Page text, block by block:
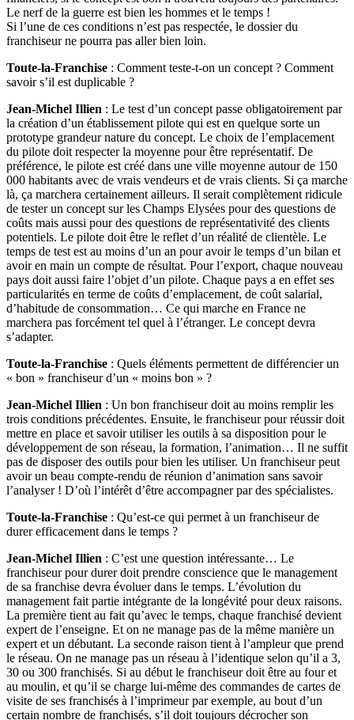
Le nerf de la guerre est bien les hommes et le temps !
Si l’une de ces conditions n’est pas respectée, le dossier du
franchiseur ne pourra pas aller bien loin.
Toute-la-Franchise : Comment teste-t-on un concept ? Comment
savoir s’il est duplicable ?
Jean-Michel Illien : Le test d’un concept passe obligatoirement par
la création d’un établissement pilote qui est en quelque sorte un
prototype grandeur nature du concept. Le choix de l’emplacement
du pilote doit respecter la moyenne pour être représentatif. De
préférence, le pilote est créé dans une ville moyenne autour de 150
000 habitants avec de vrais vendeurs et de vrais clients. Si ça marche
là, ça marchera certainement ailleurs. Il serait complètement ridicule
de tester un concept sur les Champs Elysées pour des questions de
coûts mais aussi pour des questions de représentativité des clients
potentiels. Le pilote doit être le reflet d’un réalité de clientèle. Le
temps de test est au moins d’un an pour avoir le temps d’un bilan et
avoir en main un compte de résultat. Pour l’export, chaque nouveau
pays doit aussi faire l’objet d’un pilote. Chaque pays a en effet ses
particularités en terme de coûts d’emplacement, de coût salarial,
d’habitude de consommation… Ce qui marche en France ne
marchera pas forcément tel quel à l’étranger. Le concept devra
s’adapter.
Toute-la-Franchise : Quels éléments permettent de différencier un
« bon » franchiseur d’un « moins bon » ?
Jean-Michel Illien : Un bon franchiseur doit au moins remplir les
trois conditions précédentes. Ensuite, le franchiseur pour réussir doit
mettre en place et savoir utiliser les outils à sa disposition pour le
développement de son réseau, la formation, l’animation… Il ne suffit
pas de disposer des outils pour bien les utiliser. Un franchiseur peut
avoir un beau compte-rendu de réunion d’animation sans savoir
l’analyser ! D’où l’intérêt d’être accompagner par des spécialistes.
Toute-la-Franchise : Qu’est-ce qui permet à un franchiseur de
durer efficacement dans le temps ?
Jean-Michel Illien : C’est une question intéressante… Le
franchiseur pour durer doit prendre conscience que le management
de sa franchise devra évoluer dans le temps. L’évolution du
management fait partie intégrante de la longévité pour deux raisons.
La première tient au fait qu’avec le temps, chaque franchisé devient
expert de l’enseigne. Et on ne manage pas de la même manière un
expert et un débutant. La seconde raison tient à l’ampleur que prend
le réseau. On ne manage pas un réseau à l’identique selon qu’il a 3,
30 ou 300 franchisés. Si au début le franchiseur doit être au four et
au moulin, et qu’il se charge lui-même des commandes de cartes de
visite de ses franchisés à l’imprimeur par exemple, au bout d’un
certain nombre de franchisés, s’il doit toujours décrocher son